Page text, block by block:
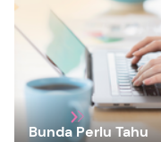
Bunda Perlu Tahu